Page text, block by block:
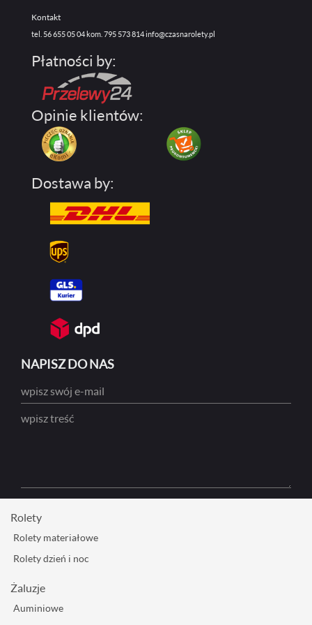
Kontakt
tel. 56 655 05 04kom. 795 573 814info@czasnarolety.pl
Płatności by:
Opinie klientów:
Dostawa by:
NAPISZ DO NAS
Rolety
Rolety materiałowe
Rolety dzień i noc
Żaluzje
Auminiowe